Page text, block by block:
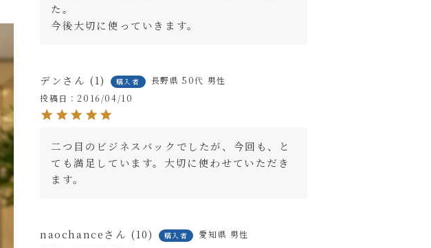
ご記入ください。
カートに入れる
カートに入れる
た。
今後大切に使っていきます。
デン 1 購入者 長野県 50代 男性
投稿日
2016/04/10
二つ目のビジネスバックでしたが、今回も、と
ても満足しています。大切に使わせていただき
ます。
naochance 10 購入者 愛知県 男性